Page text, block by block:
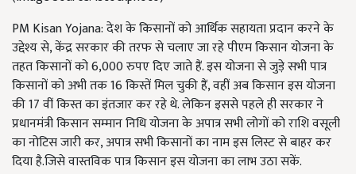
PM Kisan Yojana: देश के किसानों को आर्थिक सहायता प्रदान करने के
उद्देश्य से, केंद्र सरकार की तरफ से चलाए जा रहे पीएम किसान योजना के
तहत किसानों को 6,000 रुपए दिए जाते हैं. इस योजना से जुड़े सभी पात्र
किसानों को अभी तक 16 किस्तें मिल चुकी हैं, वहीं अब किसान इस योजना
की 17 वीं किस्त का इंतजार कर रहे थे. लेकिन इससे पहले ही सरकार ने
प्रधानमंत्री किसान सम्मान निधि योजना के अपात्र सभी लोगों को राशि वसूली
का नोटिस जारी कर, अपात्र सभी किसानों का नाम इस लिस्ट से बाहर कर
दिया है.जिसे वास्तविक पात्र किसान इस योजना का लाभ उठा सकें.